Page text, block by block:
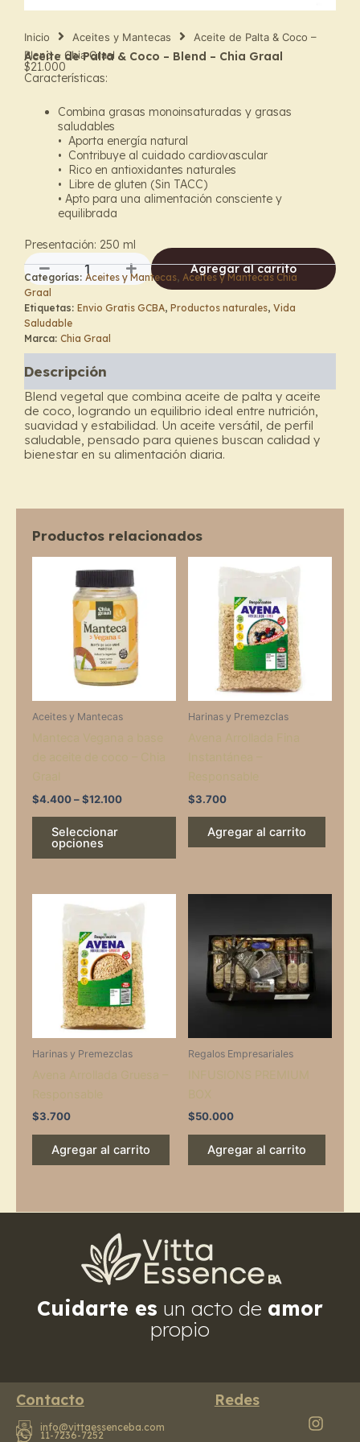
Inicio Aceites y Mantecas
Aceite de Palta & Coco –
Blend – Chia Graal
Aceite de Palta & Coco – Blend – Chia Graal
$21.000
Características:
Combina grasas monoinsaturadas y grasas
saludables
• Aporta energía natural
• Contribuye al cuidado cardiovascular
•
Rico en antioxidantes naturales
•
Libre de gluten (Sin TACC)
• Apto para una alimentación consciente y
equilibrada
Presentación: 250 ml
Aceite
Palta
&
Coco
Blend
-
Chia
Graal
cantidad
Agregar al carrito
Categorías: Aceites y Mantecas, Aceites y Mantecas Chia
Graal
Etiquetas: Envio Gratis GCBA, Productos naturales, Vida
Saludable
Marca: Chia Graal
Descripción
Blend vegetal que combina aceite de palta y aceite
de coco, logrando un equilibrio ideal entre nutrición,
suavidad y estabilidad. Un aceite versátil, de perfil
saludable, pensado para quienes buscan calidad y
bienestar en su alimentación diaria.
Productos relacionados
Aceites y Mantecas
$4.400–$12.100
range:
$4.400
through
$12.100
Seleccionar
opciones
variants.
may
product
page
Harinas y Premezclas
$3.700
Agregar al carrito
Harinas y Premezclas
$3.700
Agregar al carrito
Regalos Empresariales
$50.000
Agregar al carrito
Cuidarte es un acto de amor
propio
Contacto
info@vittaessenceba.com
11-7236-7252
Redes